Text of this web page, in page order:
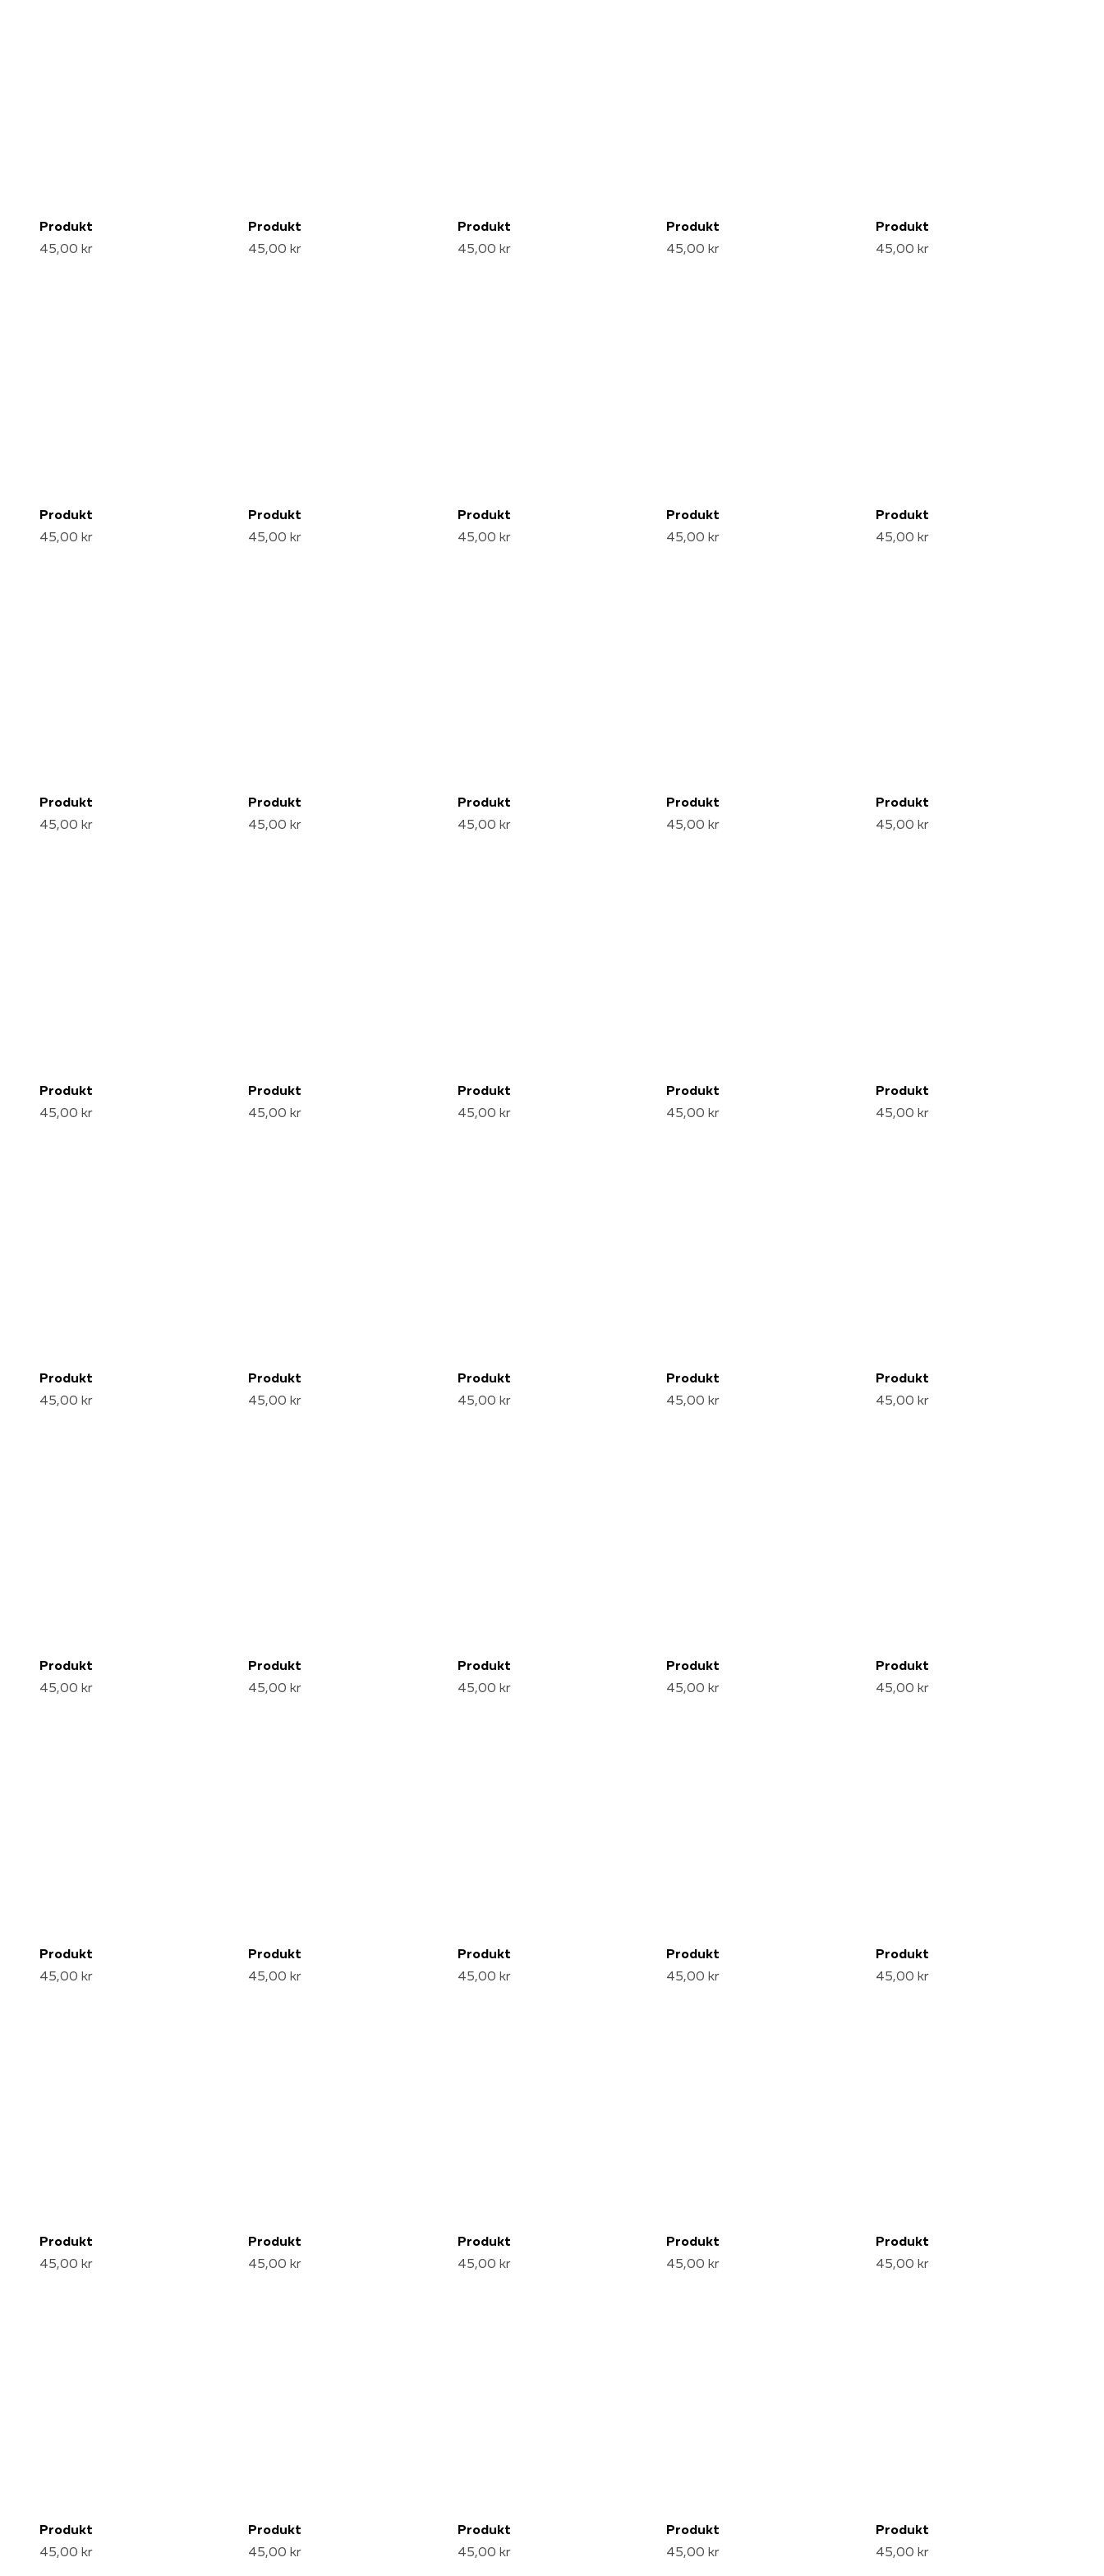
Produkt
45,00 kr
Produkt
45,00 kr
Produkt
45,00 kr
Produkt
45,00 kr
Produkt
45,00 kr
Produkt
45,00 kr
Produkt
45,00 kr
Produkt
45,00 kr
Produkt
45,00 kr
Produkt
45,00 kr
Produkt
45,00 kr
Produkt
45,00 kr
Produkt
45,00 kr
Produkt
45,00 kr
Produkt
45,00 kr
Produkt
45,00 kr
Produkt
45,00 kr
Produkt
45,00 kr
Produkt
45,00 kr
Produkt
45,00 kr
Produkt
45,00 kr
Produkt
45,00 kr
Produkt
45,00 kr
Produkt
45,00 kr
Produkt
45,00 kr
Produkt
45,00 kr
Produkt
45,00 kr
Produkt
45,00 kr
Produkt
45,00 kr
Produkt
45,00 kr
Produkt
45,00 kr
Produkt
45,00 kr
Produkt
45,00 kr
Produkt
45,00 kr
Produkt
45,00 kr
Produkt
45,00 kr
Produkt
45,00 kr
Produkt
45,00 kr
Produkt
45,00 kr
Produkt
45,00 kr
Produkt
45,00 kr
Produkt
45,00 kr
Produkt
45,00 kr
Produkt
45,00 kr
Produkt
45,00 kr